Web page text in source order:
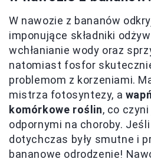
W nawozie z bananów
imponujące składniki
wchłanianie wody oraz
natomiast fosfor
problemom z korzeniami.
mistrza fotosyntezy, a
komórkowe roślin, co
odpornymi na choroby.
dotychczas były smutne i
bananowe odrodzenie!